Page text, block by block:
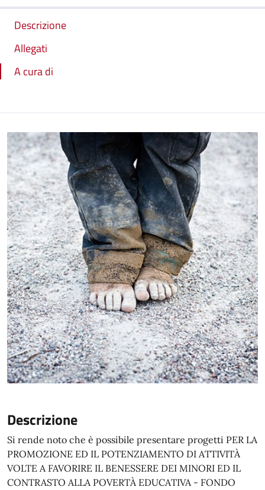
Descrizione
Allegati
A cura di
Descrizione
Si rende noto che è possibile presentare progetti PER LA
PROMOZIONE ED IL POTENZIAMENTO DI ATTIVITÀ
VOLTE A FAVORIRE IL BENESSERE DEI MINORI ED IL
CONTRASTO ALLA POVERTÀ EDUCATIVA - FONDO